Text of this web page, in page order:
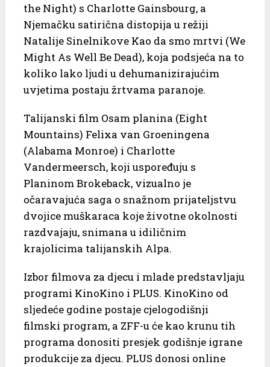
the Night) s Charlotte Gainsbourg, a
Njemačku satirična distopija u režiji
Natalije Sinelnikove Kao da smo mrtvi (We
Might As Well Be Dead), koja podsjeća na to
koliko lako ljudi u dehumanizirajućim
uvjetima postaju žrtvama paranoje.
Talijanski film Osam planina (Eight
Mountains) Felixa van Groeningena
(Alabama Monroe) i Charlotte
Vandermeersch, koji uspoređuju s
Planinom Brokeback, vizualno je
očaravajuća saga o snažnom prijateljstvu
dvojice muškaraca koje životne okolnosti
razdvajaju, snimana u idiličnim
krajolicima talijanskih Alpa.
Izbor filmova za djecu i mlade predstavljaju
programi KinoKino i PLUS. KinoKino od
sljedeće godine postaje cjelogodišnji
filmski program, a ZFF-u će kao krunu tih
programa donositi presjek godišnje igrane
produkcije za djecu. PLUS donosi online